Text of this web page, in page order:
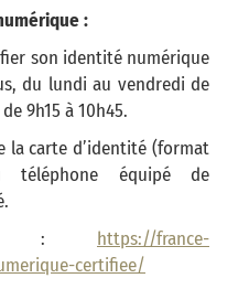
:
son identité numérique
du lundi au vendredi de
9h15 à 10h45.
la carte d’identité (format
équipé de
: https://france-
certifiee/